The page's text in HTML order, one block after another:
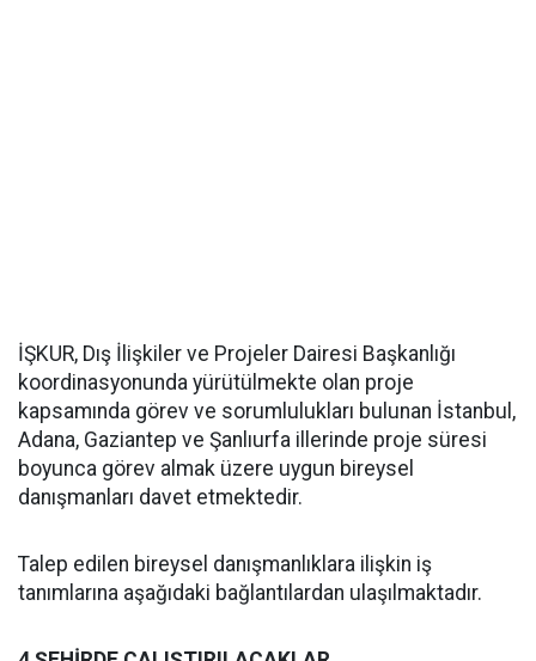
İŞKUR, Dış İlişkiler ve Projeler Dairesi Başkanlığı
koordinasyonunda yürütülmekte olan proje
kapsamında görev ve sorumlulukları bulunan İstanbul,
Adana, Gaziantep ve Şanlıurfa illerinde proje süresi
boyunca görev almak üzere uygun bireysel
danışmanları davet etmektedir.
Talep edilen bireysel danışmanlıklara ilişkin iş
tanımlarına aşağıdaki bağlantılardan ulaşılmaktadır.